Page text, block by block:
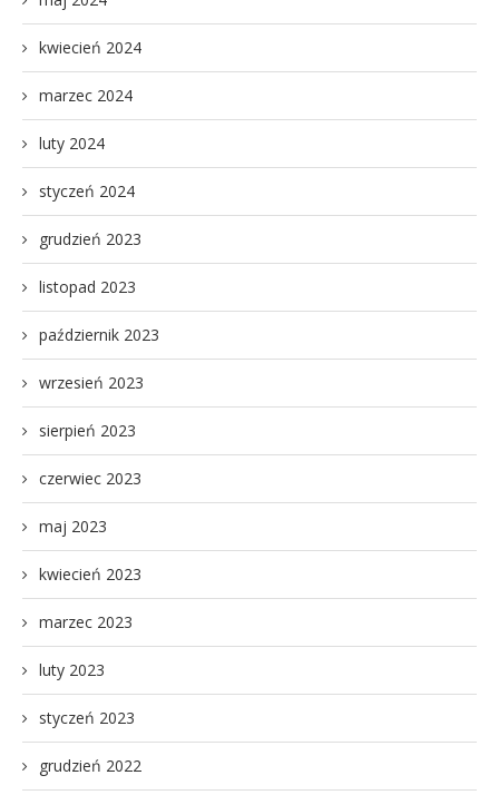
kwiecień 2024
marzec 2024
luty 2024
styczeń 2024
grudzień 2023
listopad 2023
październik 2023
wrzesień 2023
sierpień 2023
czerwiec 2023
maj 2023
kwiecień 2023
marzec 2023
luty 2023
styczeń 2023
grudzień 2022